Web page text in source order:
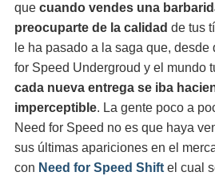
que cuando vendes una
preocuparte de la calidad de tus
le ha pasado a la saga que, desde
for Speed Undergroud y el mundo
cada nueva entrega se iba
imperceptible. La gente poco a
Need for Speed no es que haya
sus últimas apariciones en el
con Need for Speed Shift el cual